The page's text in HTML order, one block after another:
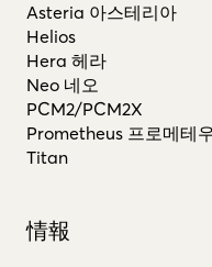
Asteria 아스테리아
Helios
Hera 헤라
Neo 네오
PCM2/PCM2X
Prometheus 프로메테
Titan
情報